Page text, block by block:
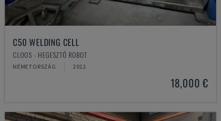
C50 WELDING CELL
CLOOS - HEGESZTŐ ROBOT
NÉMETORSZÁG 2012
18,000 €